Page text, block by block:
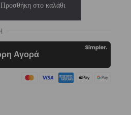
Προσθήκη στο καλάθι